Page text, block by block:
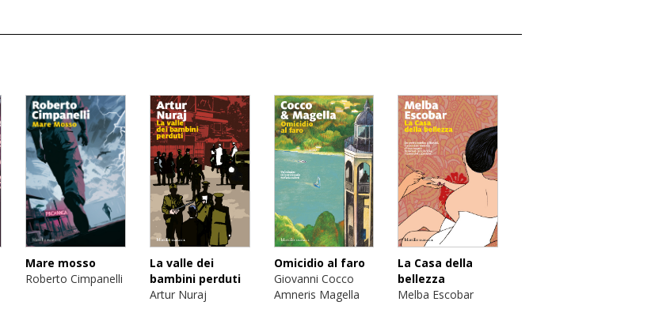
Mare mosso
Roberto Cimpanelli
La valle dei
bambini perduti
Artur Nuraj
Omicidio al faro
Giovanni Cocco
Amneris Magella
La Casa della
bellezza
Melba Escobar